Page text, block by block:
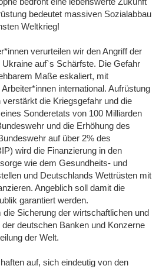
bedeutet massiven Sozialabbau
Weltkrieg!
verurteilen wir den Angriff der
auf`s Schärfste. Die Gefahr
Maße eskaliert, mit
international. Aufrüstung
die Kriegsgefahr und die
Sonderetats von 100 Milliarden
und die Erhöhung des
auf über 2% des
wird die Finanzierung in den
wie dem Gesundheits- und
und Deutschlands Wettrüsten mit
Angeblich soll damit die
garantiert werden.
Sicherung der wirtschaftlichen und
deutschen Banken und Konzerne
der Welt.
auf, sich eindeutig von den